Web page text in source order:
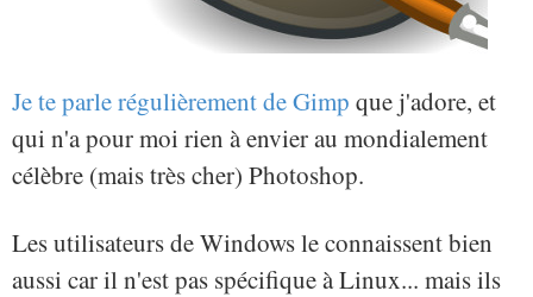
Je te parle régulièrement de Gimp que j'adore, et
qui n'a pour moi rien à envier au mondialement
célèbre (mais très cher) Photoshop.
Les utilisateurs de Windows le connaissent bien
aussi car il n'est pas spécifique à Linux... mais ils